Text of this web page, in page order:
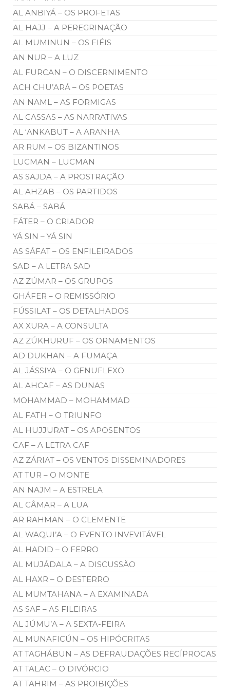
AL ANBIYÁ – OS PROFETAS
AL HAJJ – A PEREGRINAÇÃO
AL MUMINUN – OS FIÉIS
AN NUR – A LUZ
AL FURCAN – O DISCERNIMENTO
ACH CHU’ARÁ – OS POETAS
AN NAML – AS FORMIGAS
AL CASSAS – AS NARRATIVAS
AL ‘ANKABUT – A ARANHA
AR RUM – OS BIZANTINOS
LUCMAN – LUCMAN
AS SAJDA – A PROSTRAÇÃO
AL AHZAB – OS PARTIDOS
SABÁ – SABÁ
FÁTER – O CRIADOR
YÁ SIN – YÁ SIN
AS SÁFAT – OS ENFILEIRADOS
SAD – A LETRA SAD
AZ ZÚMAR – OS GRUPOS
GHÁFER – O REMISSÓRIO
FÚSSILAT – OS DETALHADOS
AX XURA – A CONSULTA
AZ ZÚKHURUF – OS ORNAMENTOS
AD DUKHAN – A FUMAÇA
AL JÁSSIYA – O GENUFLEXO
AL AHCAF – AS DUNAS
MOHAMMAD – MOHAMMAD
AL FATH – O TRIUNFO
AL HUJJURAT – OS APOSENTOS
CAF – A LETRA CAF
AZ ZÁRIAT – OS VENTOS DISSEMINADORES
AT TUR – O MONTE
AN NAJM – A ESTRELA
AL CÂMAR – A LUA
AR RAHMAN – O CLEMENTE
AL WAQUI’A – O EVENTO INVEVITÁVEL
AL HADID – O FERRO
AL MUJÁDALA – A DISCUSSÃO
AL HAXR – O DESTERRO
AL MUMTAHANA – A EXAMINADA
AS SAF – AS FILEIRAS
AL JÚMU’A – A SEXTA-FEIRA
AL MUNAFICÚN – OS HIPÓCRITAS
AT TAGHÁBUN – AS DEFRAUDAÇÕES RECÍPROCAS
AT TALAC – O DIVÓRCIO
AT TAHRIM – AS PROIBIÇÕES